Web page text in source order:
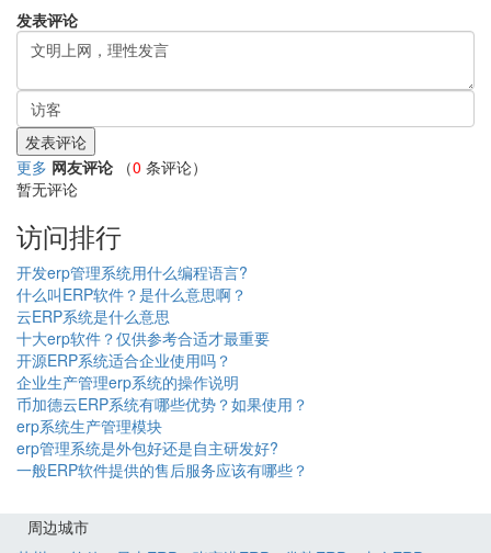
发表评论
更多 网友评论 （0 条评论）
暂无评论
访问排行
开发erp管理系统用什么编程语言?
什么叫ERP软件？是什么意思啊？
云ERP系统是什么意思
十大erp软件？仅供参考合适才最重要
开源ERP系统适合企业使用吗？
企业生产管理erp系统的操作说明
币加德云ERP系统有哪些优势？如果使用？
erp系统生产管理模块
erp管理系统是外包好还是自主研发好?
一般ERP软件提供的售后服务应该有哪些？
周边城市